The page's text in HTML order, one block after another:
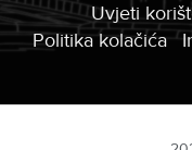
Uvjeti
Politika kolačića